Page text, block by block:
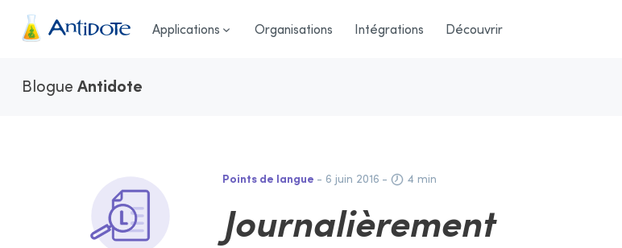
Antidote Applications Organisations Intégrations Découvrir
Blogue Antidote
Points de langue - 6 juin 2016 - 4 min
Journalièrement